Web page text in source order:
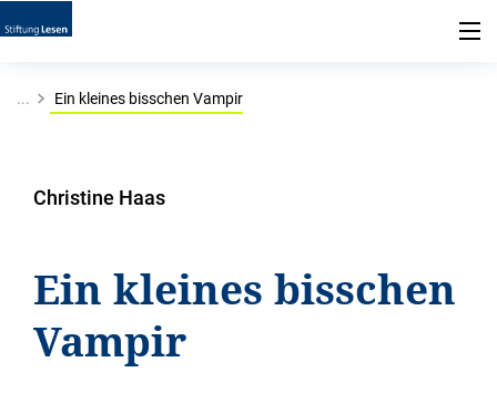
... Ein kleines bisschen Vampir
Christine Haas
Ein kleines bisschen
Vampir